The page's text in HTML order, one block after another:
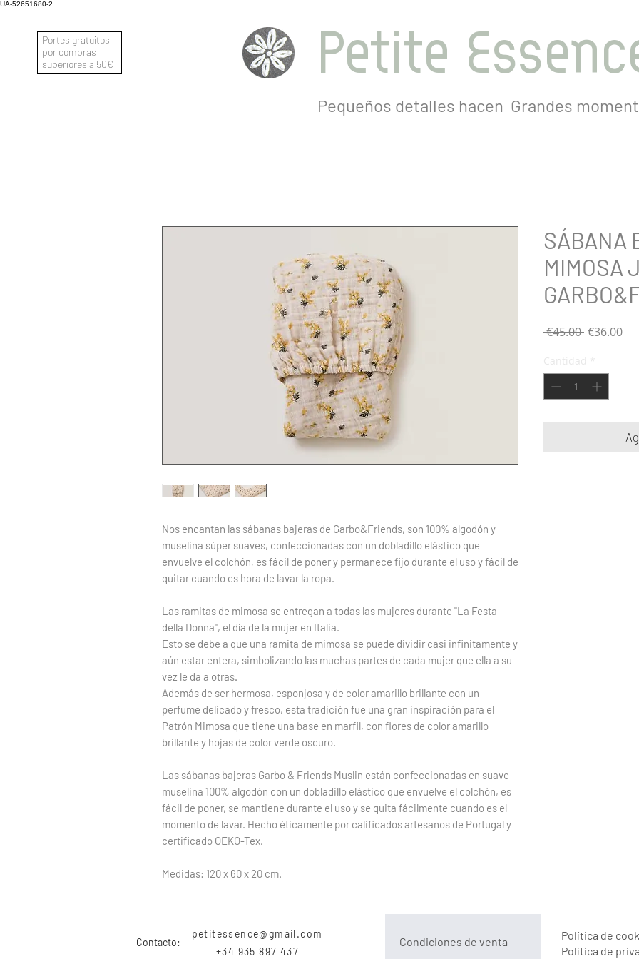
UA-52651680-2
Portes gratuitos
por compras
superiores a 50€
Petite
Pequeños detalles hacen Grandes
Nos encantan las sábanas bajeras de Garbo&Friends, son 100% algodón y
muselina súper suaves, confeccionadas con un dobladillo elástico que
envuelve el colchón, es fácil de poner y permanece fijo durante el uso y fácil de
quitar cuando es hora de lavar la ropa.
Las ramitas de mimosa se entregan a todas las mujeres durante "La Festa
della Donna", el día de la mujer en Italia.
Esto se debe a que una ramita de mimosa se puede dividir casi infinitamente y
aún estar entera, simbolizando las muchas partes de cada mujer que ella a su
vez le da a otras.
Además de ser hermosa, esponjosa y de color amarillo brillante con un
perfume delicado y fresco, esta tradición fue una gran inspiración para el
Patrón Mimosa que tiene una base en marfil, con flores de color amarillo
brillante y hojas de color verde oscuro.
Las sábanas bajeras Garbo & Friends Muslin están confeccionadas en suave
muselina 100% algodón con un dobladillo elástico que envuelve el colchón, es
fácil de poner, se mantiene durante el uso y se quita fácilmente cuando es el
momento de lavar. Hecho éticamente por calificados artesanos de Portugal y
certificado OEKO-Tex.
Medidas: 120 x 60 x 20 cm.
SÁBANA
MIMOSA
€45.00 Precio
€36.00
Contacto:
petitessence@gmail.com
+34 935 897 437
Condiciones de venta
Política de
Política de